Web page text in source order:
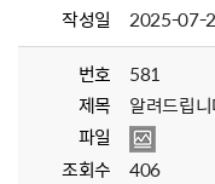
작성일
2025-07-
번호
581
제목
알려드립
파일
조회수
406